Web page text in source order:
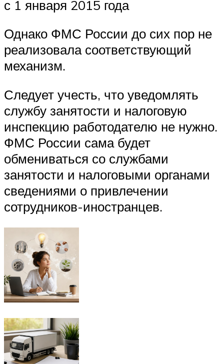
с 1 января 2015 года
Однако ФМС России до сих пор не
реализовала соответствующий
механизм.
Следует учесть, что уведомлять
службу занятости и налоговую
инспекцию работодателю не нужно.
ФМС России сама будет
обмениваться со службами
занятости и налоговыми органами
сведениями о привлечении
сотрудников-иностранцев.